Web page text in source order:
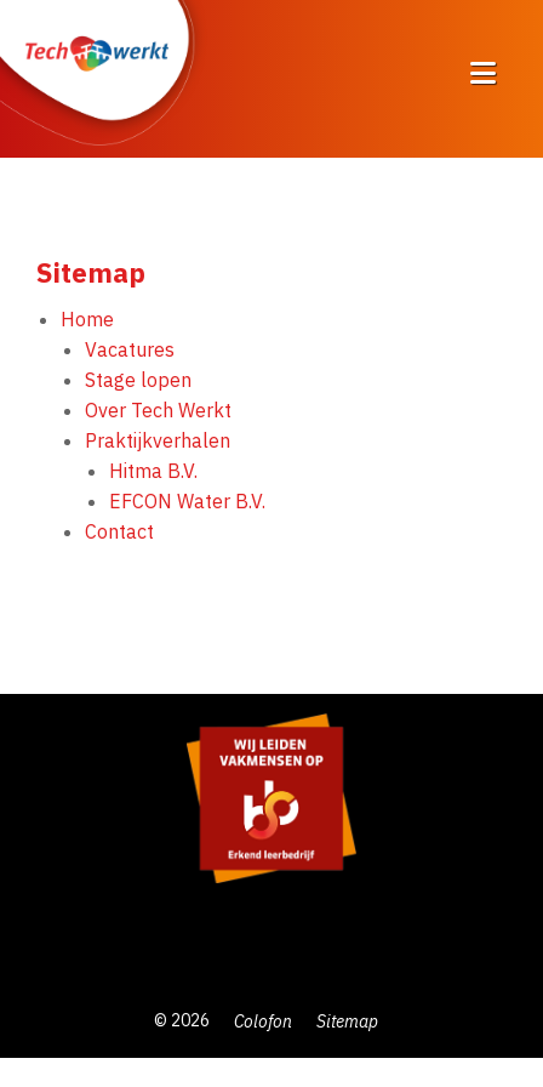
Sitemap
Home
Vacatures
Stage lopen
Over Tech Werkt
Praktijkverhalen
Hitma B.V.
EFCON Water B.V.
Contact
© 2026 Colofon Sitemap